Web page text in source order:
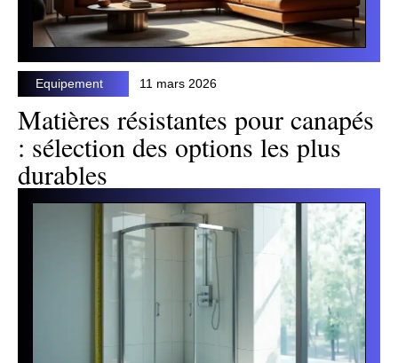
Equipement 11 mars 2026
Matières résistantes pour canapés
: sélection des options les plus
durables